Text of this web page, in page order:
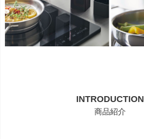
INTRODUCTION
商品紹介